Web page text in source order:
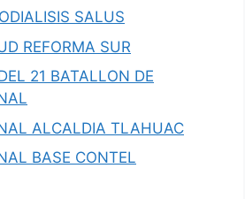
SALUS
REFORMA SUR
21 BATALLON DE
ALCALDIA TLAHUAC
BASE CONTEL